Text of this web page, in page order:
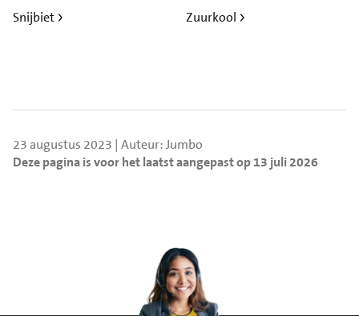
Snijbiet
Zuurkool
23 augustus 2023 | Auteur: Jumbo
Deze pagina is voor het laatst aangepast op 13 juli 2026